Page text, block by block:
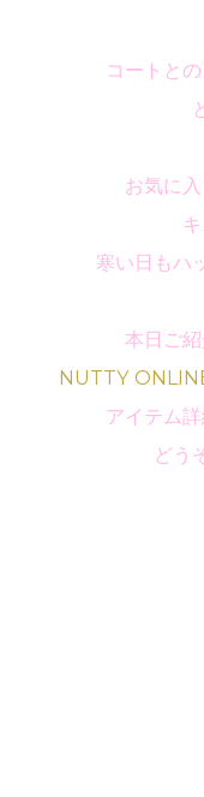
コートと
お気に
寒い日もハ
本日ご
NUTTY
アイテム
どう